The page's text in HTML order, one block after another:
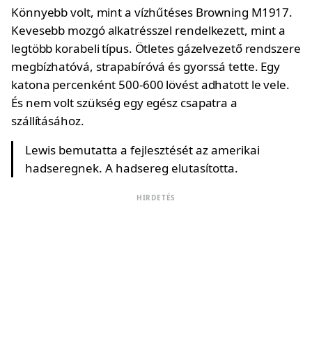
Könnyebb volt, mint a vízhűtéses Browning M1917.
Kevesebb mozgó alkatrésszel rendelkezett, mint a
legtöbb korabeli típus. Ötletes gázelvezető rendszere
megbízhatóvá, strapabíróvá és gyorssá tette. Egy
katona percenként 500-600 lövést adhatott le vele.
És nem volt szükség egy egész csapatra a
szállításához.
Lewis bemutatta a fejlesztését az amerikai
hadseregnek. A hadsereg elutasította.
HIRDETÉS